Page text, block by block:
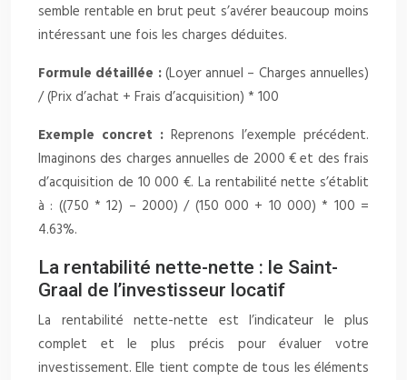
semble rentable en brut peut s’avérer beaucoup moins
intéressant une fois les charges déduites.
Formule détaillée :(Loyer annuel – Charges annuelles)
/ (Prix d’achat + Frais d’acquisition) * 100
Exemple concret : Reprenons l’exemple précédent.
Imaginons des charges annuelles de 2000 € et des frais
d’acquisition de 10 000 €. La rentabilité nette s’établit
à : ((750 * 12) – 2000) / (150 000 + 10 000) * 100 =
4.63%.
La rentabilité nette-nette : le Saint-
Graal de l’investisseur locatif
La rentabilité nette-nette est l’indicateur le plus
complet et le plus précis pour évaluer votre
investissement. Elle tient compte de tous les éléments